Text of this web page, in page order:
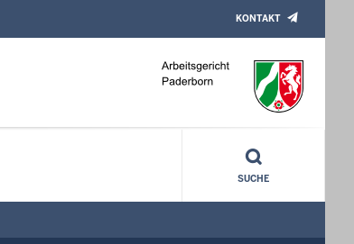
KONTAKT
SUCHE